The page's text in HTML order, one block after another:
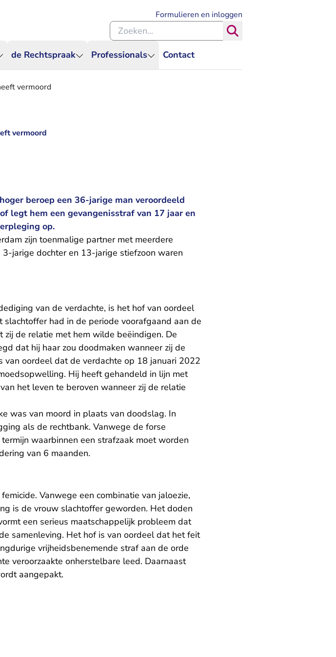
de Rechtspraak Professionals Contact
Formulieren en inloggen
Zoeken binnen de Rechtspraak
vermoord
vermoord
beroep een 36-jarige man veroordeeld
legt hem een gevangenisstraf van 17 jaar en
op.
zijn toenmalige partner met meerdere
jarige dochter en 13-jarige stiefzoon waren
van de verdachte, is het hof van oordeel
had in de periode voorafgaand aan de
de relatie met hem wilde beëindigen. De
dat hij haar zou doodmaken wanneer zij de
oordeel dat de verdachte op 18 januari 2022
Hij heeft gehandeld in lijn met
het leven te beroven wanneer zij de relatie
was van moord in plaats van doodslag. In
als de rechtbank. Vanwege de forse
waarbinnen een strafzaak moet worden
van 6 maanden.
Vanwege een combinatie van jaloezie,
is de vrouw slachtoffer geworden. Het doden
een serieus maatschappelijk probleem dat
samenleving. Het hof is van oordeel dat het feit
vrijheidsbenemende straf aan de orde
veroorzaakte onherstelbare leed. Daarnaast
aangepakt.